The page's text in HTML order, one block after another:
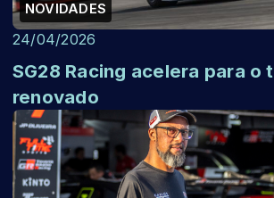
NOVIDADES
24/04/2026
SG28 Racing acelera para o
renovado